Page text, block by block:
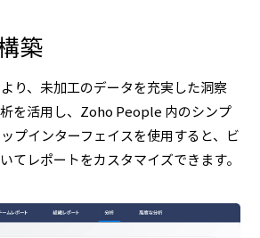
築
り、未加工のデータを充実した洞察
を活用し、Zoho People 内のシンプ
プインターフェイスを使用すると、ビ
てレポートをカスタマイズできます。